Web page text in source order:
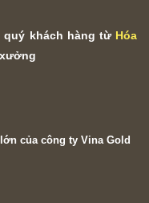
quý khách hàng từ Hóa
xưởng
của công ty Vina Gold